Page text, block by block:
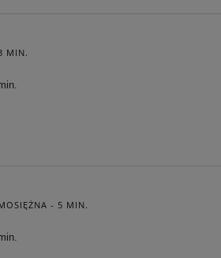
MIN.
- 5 MIN.